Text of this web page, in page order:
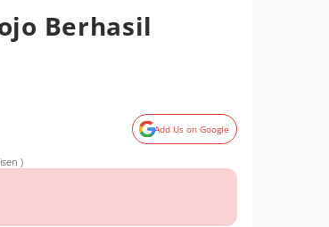
Berhasil
Add Us on Google
)